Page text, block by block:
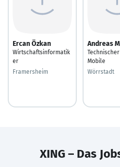
Ercan Özkan
Wirtschaftsinformatik
er
Framersheim
Andreas
Mobile
Wörrstadt
XING – Das